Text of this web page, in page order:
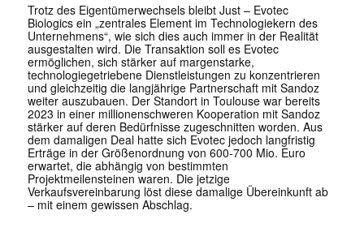
Trotz des Eigentümerwechsels bleibt Just – Evotec
Biologics ein „zentrales Element im Technologiekern des
Unternehmens“, wie sich dies auch immer in der Realität
ausgestalten wird. Die Transaktion soll es Evotec
ermöglichen, sich stärker auf margenstarke,
technologiegetriebene Dienstleistungen zu konzentrieren
und gleichzeitig die langjährige Partnerschaft mit Sandoz
weiter auszubauen. Der Standort in Toulouse war bereits
2023 in einer millionenschweren Kooperation mit Sandoz
stärker auf deren Bedürfnisse zugeschnitten worden. Aus
dem damaligen Deal hatte sich Evotec jedoch langfristig
Erträge in der Größenordnung von 600-700 Mio. Euro
erwartet, die abhängig von bestimmten
Projektmeilensteinen waren. Die jetzige
Verkaufsvereinbarung löst diese damalige Übereinkunft ab
– mit einem gewissen Abschlag.